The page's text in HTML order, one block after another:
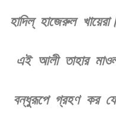
হাদিল্ হাজেরুল
এই আলী তাহার
বন্ধুরূপে গ্রহণ কর